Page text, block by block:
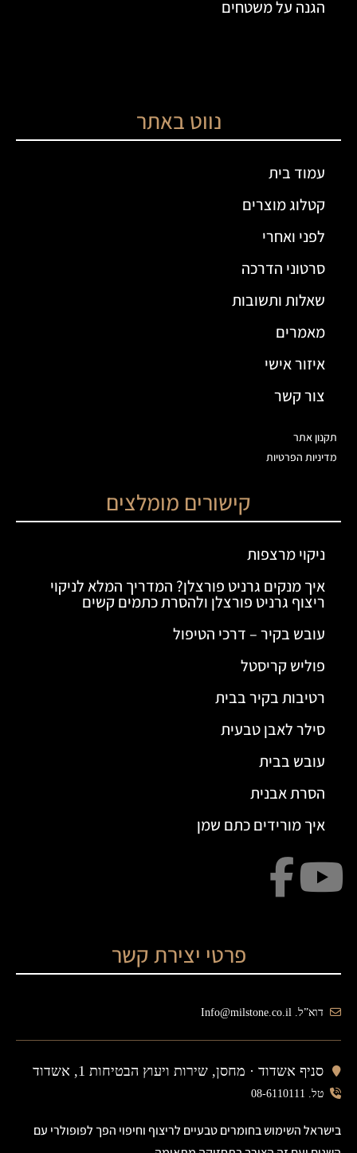
הגנה על משטחים
נווט באתר
עמוד בית
קטלוג מוצרים
לפני ואחרי
סרטוני הדרכה
שאלות ותשובות
מאמרים
איזור אישי
צור קשר
תקנון אתר
מדיניות הפרטיות
קישורים מומלצים
ניקוי מרצפות
איך מנקים גרניט פורצלן? המדריך המלא לניקוי
ריצוף גרניט פורצלן ולהסרת כתמים קשים
עובש בקיר – דרכי הטיפול
פוליש קריסטל
רטיבות בקיר בבית
סילר לאבן טבעית
עובש בבית
הסרת אבנית
איך מורידים כתם שמן
פרטי יצירת קשר
דוא”ל. Info@milstone.co.il
סניף אשדוד · מחסן, שירות ויעוץ הבטיחות 1, אשדוד
טל. 08-6110111
בישראל השימוש בחומרים טבעיים לריצוף וחיפוי הפך לפופולרי עם